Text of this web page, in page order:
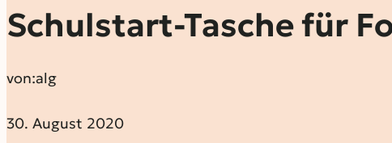
Schulstart-Tasche für
von:alg
30. August 2020